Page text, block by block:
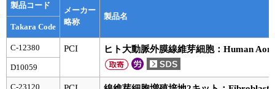
ラーニングセンター
実験ガイド
リアルタイムPCR実験ガイド
製品コード
メーカー
略称
製品名
Takara Code
C-12380 PCI ヒト大動脈外膜線維芽細胞：Human
D10059
C-23120